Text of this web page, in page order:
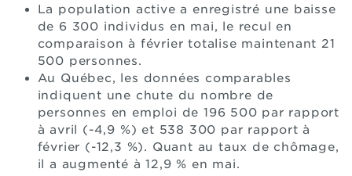
La population active a enregistré une baisse
de 6 300 individus en mai, le recul en
comparaison à février totalise maintenant 21
500 personnes.
Au Québec, les données comparables
indiquent une chute du nombre de
personnes en emploi de 196 500 par rapport
à avril (-4,9 %) et 538 300 par rapport à
février (-12,3 %). Quant au taux de chômage,
il a augmenté à 12,9 % en mai.